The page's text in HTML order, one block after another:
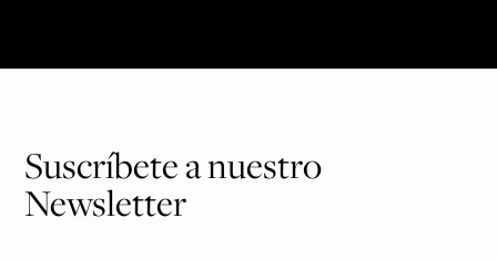
Suscríbete a nuestro
Newsletter